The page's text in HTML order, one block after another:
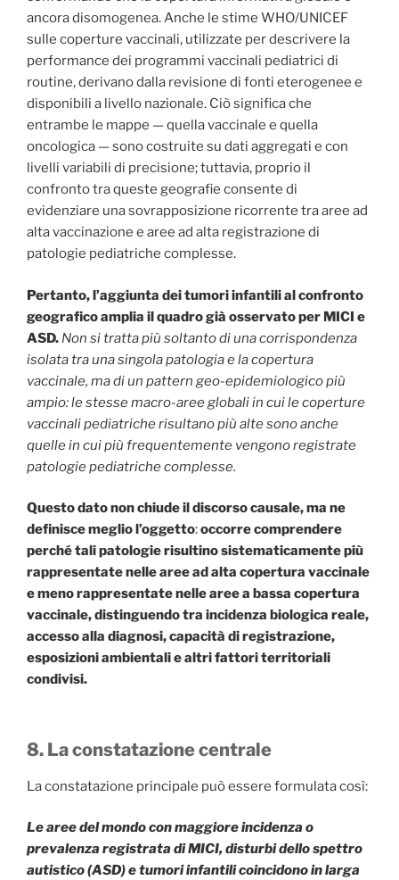
ancora disomogenea. Anche le stime WHO/UNICEF
sulle coperture vaccinali, utilizzate per descrivere la
performance dei programmi vaccinali pediatrici di
routine, derivano dalla revisione di fonti eterogenee e
disponibili a livello nazionale. Ciò significa che
entrambe le mappe — quella vaccinale e quella
oncologica — sono costruite su dati aggregati e con
livelli variabili di precisione; tuttavia, proprio il
confronto tra queste geografie consente di
evidenziare una sovrapposizione ricorrente tra aree ad
alta vaccinazione e aree ad alta registrazione di
patologie pediatriche complesse.
Pertanto, l’aggiunta dei tumori infantili al confronto
geografico amplia il quadro già osservato per MICI e
ASD. Non si tratta più soltanto di una corrispondenza
isolata tra una singola patologia e la copertura
vaccinale, ma di un pattern geo-epidemiologico più
ampio: le stesse macro-aree globali in cui le coperture
vaccinali pediatriche risultano più alte sono anche
quelle in cui più frequentemente vengono registrate
patologie pediatriche complesse.
Questo dato non chiude il discorso causale, ma ne
definisce meglio l’oggetto:occorre comprendere
perché tali patologie risultino sistematicamente più
rappresentate nelle aree ad alta copertura vaccinale
e meno rappresentate nelle aree a bassa copertura
vaccinale, distinguendo tra incidenza biologica reale,
accesso alla diagnosi, capacità di registrazione,
esposizioni ambientali e altri fattori territoriali
condivisi.
8. La constatazione centrale
La constatazione principale può essere formulata così:
Le aree del mondo con maggiore incidenza o
prevalenza registrata di MICI, disturbi dello spettro
autistico (ASD) e tumori infantili coincidono in larga